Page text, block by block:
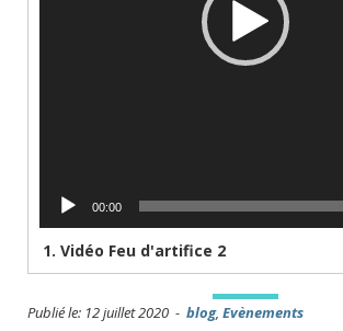
00:00
1. Vidéo Feu d'artifice 2
Publié le: 12 juillet 2020 - blog, Evènements